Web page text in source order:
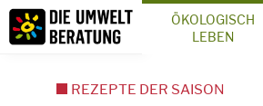
Inhalt
Suche
ÖKOLOGISCH
LEBEN
REZEPTE DER SAISON